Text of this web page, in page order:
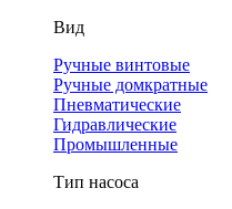
Вид
Ручные винтовые
Ручные домкратные
Пневматические
Гидравлические
Промышленные
Тип насоса